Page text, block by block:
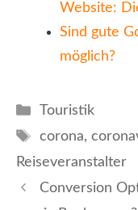
Website:
Sind gute
möglich?
Kategorien
Touristik
Schlagwörter
corona,
Reiseveranstalter
Conversion